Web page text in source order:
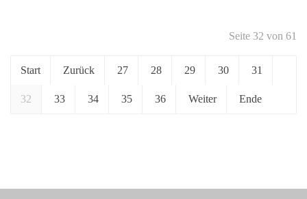
Seite 32 von 61
Start Zurück 27 28 29 30 31
32 33 34 35 36 Weiter Ende